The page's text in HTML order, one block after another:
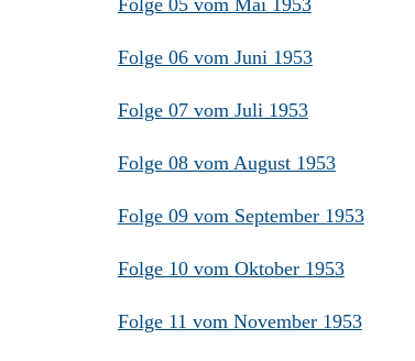
Folge 05 vom Mai 1953
Folge 06 vom Juni 1953
Folge 07 vom Juli 1953
Folge 08 vom August 1953
Folge 09 vom September 1953
Folge 10 vom Oktober 1953
Folge 11 vom November 1953